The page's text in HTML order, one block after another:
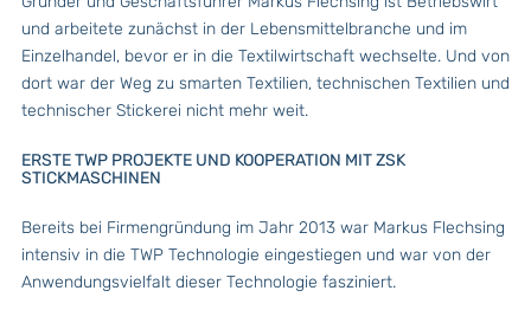
und arbeitete zunächst in der Lebensmittelbranche und im
Einzelhandel, bevor er in die Textilwirtschaft wechselte. Und von
dort war der Weg zu smarten Textilien, technischen Textilien und
technischer Stickerei nicht mehr weit.
ERSTE TWP PROJEKTE UND KOOPERATION MIT ZSK
STICKMASCHINEN
Bereits bei Firmengründung im Jahr 2013 war Markus Flechsing
intensiv in die TWP Technologie eingestiegen und war von der
Anwendungsvielfalt dieser Technologie fasziniert.